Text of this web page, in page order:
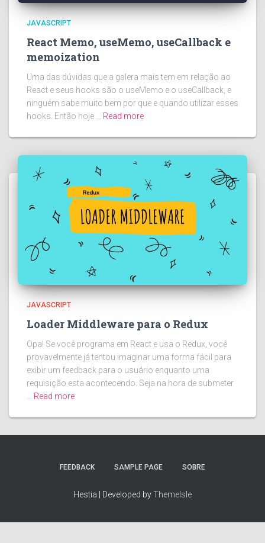
JAVASCRIPT
React Memo, useMemo, useCallback e
memoization
Uma das dúvidas que a galera mais tem em relação ao
React e seus hooks são o useMemo e o useCallback, e
ninguém sabe muito bem por que e quando utilizar esses
hooks. Então hoje … Read more
JAVASCRIPT
Loader Middleware para o Redux
Opa! Se você programa em React e usa o Redux, você
provavelmente já tentou imaginar uma forma fácil para
exibir um feedback para o usuário enquanto uma
requisição esta acontecendo. Seja na hora de submeter
Read more
FEEDBACK SAMPLE PAGE SOBRE
Hestia | Developed byThemeIsle